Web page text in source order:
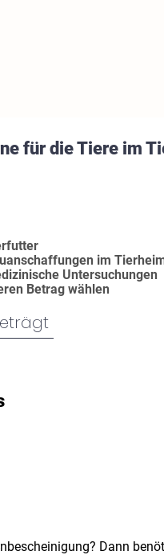
für die Tiere im
im
Untersuchungen
Betrag wählen
Dann